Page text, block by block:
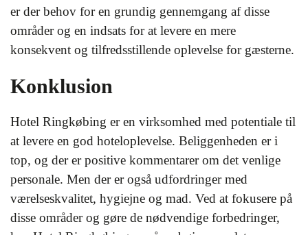
er der behov for en grundig gennemgang af disse
områder og en indsats for at levere en mere
konsekvent og tilfredsstillende oplevelse for gæsterne.
Konklusion
Hotel Ringkøbing er en virksomhed med potentiale til
at levere en god hoteloplevelse. Beliggenheden er i
top, og der er positive kommentarer om det venlige
personale. Men der er også udfordringer med
værelseskvalitet, hygiejne og mad. Ved at fokusere på
disse områder og gøre de nødvendige forbedringer,